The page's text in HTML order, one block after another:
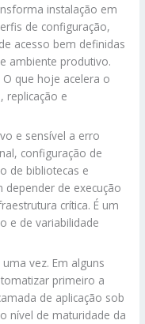
instalação em
de configuração,
acesso bem definidas
ambiente produtivo.
que hoje acelera o
replicação e
e sensível a erro
configuração de
de bibliotecas e
depender de execução
crítica. É um
e de variabilidade
vez. Em alguns
primeiro a
de aplicação sob
nível de maturidade da